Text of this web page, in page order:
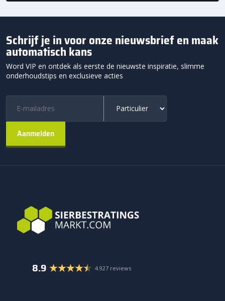
Schrijf je in voor onze nieuwsbrief en maak
automatisch kans
Word VIP en ontdek als eerste de nieuwste inspiratie, slimme
onderhoudstips en exclusieve acties
8.9 4.927 reviews